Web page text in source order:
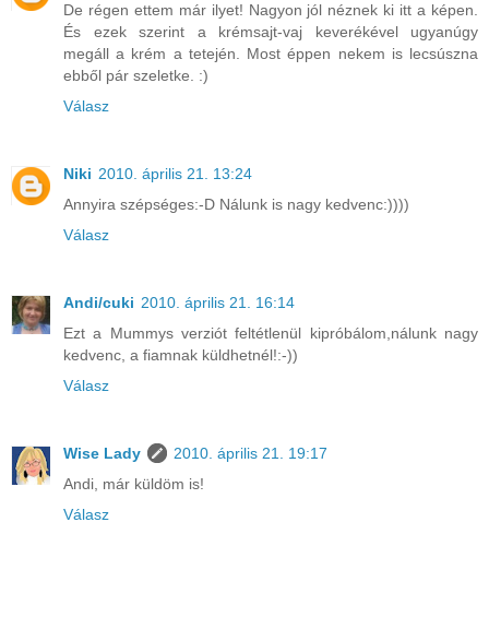
De régen ettem már ilyet! Nagyon jól néznek ki itt a képen.
És ezek szerint a krémsajt-vaj keverékével ugyanúgy
megáll a krém a tetején. Most éppen nekem is lecsúszna
ebből pár szeletke. :)
Válasz
Niki 2010. április 21. 13:24
Annyira szépséges:-D Nálunk is nagy kedvenc:))))
Válasz
Andi/cuki 2010. április 21. 16:14
Ezt a Mummys verziót feltétlenül kipróbálom,nálunk nagy
kedvenc, a fiamnak küldhetnél!:-))
Válasz
Wise Lady
2010. április 21. 19:17
Andi, már küldöm is!
Válasz